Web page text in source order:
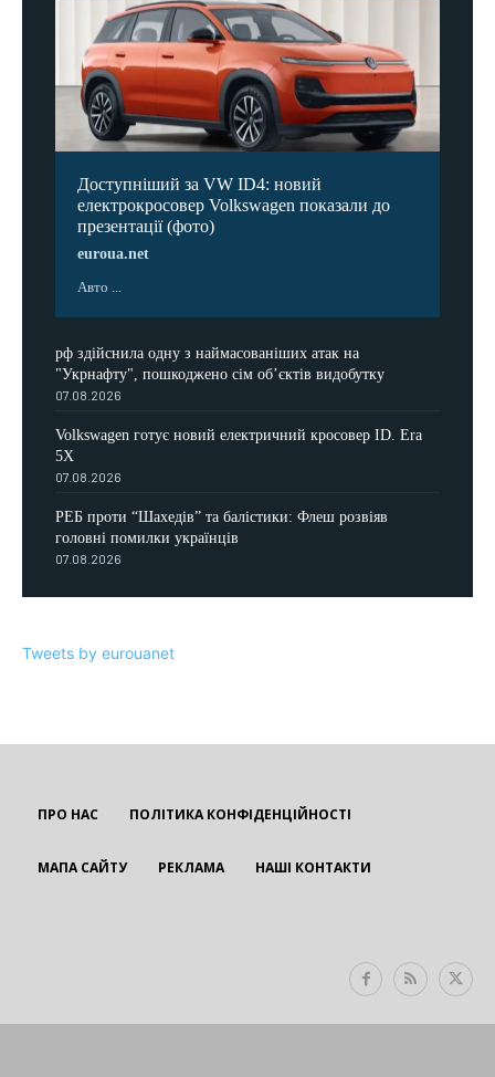
Доступніший за VW ID4: новий
електрокросовер Volkswagen показали до
презентації (фото)
euroua.net
Авто ...
рф здійснила одну з наймасованіших атак на
"Укрнафту", пошкоджено сім об’єктів видобутку
07.08.2026
Volkswagen готує новий електричний кросовер ID. Era
5X
07.08.2026
РЕБ проти “Шахедів” та балістики: Флеш розвіяв
головні помилки українців
07.08.2026
Tweets by eurouanet
ПРО НАС ПОЛІТИКА КОНФІДЕНЦІЙНОСТІ
МАПА САЙТУ РЕКЛАМА НАШІ КОНТАКТИ